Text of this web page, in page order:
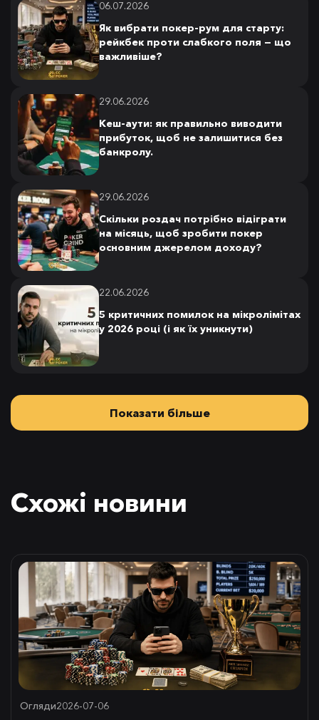
06.07.2026
Як вибрати покер-рум для старту:
рейкбек проти слабкого поля — що
важливіше?
29.06.2026
Кеш-аути: як правильно виводити
прибуток, щоб не залишитися без
банкролу.
29.06.2026
Скільки роздач потрібно відіграти
на місяць, щоб зробити покер
основним джерелом доходу?
22.06.2026
5 критичних помилок на мікролімітах
у 2026 році (і як їх уникнути)
Показати більше
Схожі новини
Огляди2026-07-06